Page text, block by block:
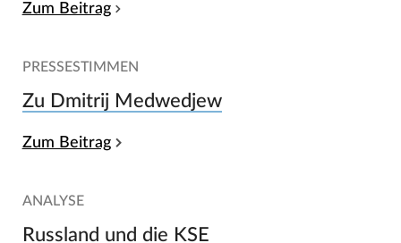
Zum Beitrag
PRESSESTIMMEN
Zu Dmitrij Medwedjew
Zum Beitrag
ANALYSE
Russland und die KSE